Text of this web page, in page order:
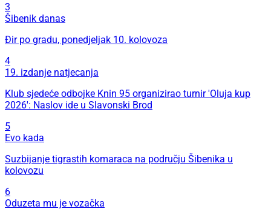
3
Šibenik danas
Đir po gradu, ponedjeljak 10. kolovoza
4
19. izdanje natjecanja
Klub sjedeće odbojke Knin 95 organizirao turnir 'Oluja kup
2026': Naslov ide u Slavonski Brod
5
Evo kada
Suzbijanje tigrastih komaraca na području Šibenika u
kolovozu
6
Oduzeta mu je vozačka